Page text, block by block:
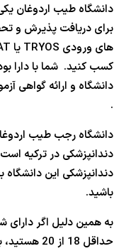
دانشگاه طیب اردوغان
برای دریافت پذیرش و
کسب کنید. شما با دارا
دانشگاه و ارائه گواهی
.
دانشگاه رجب طیب
دندانپزشکی این
باشید.